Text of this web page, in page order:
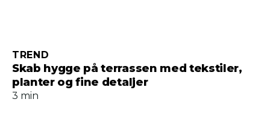
Skab hygge på terrassen med tekstiler,
planter og fine detaljer
TREND
3 min